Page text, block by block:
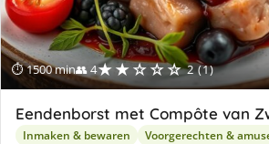
⏱ 1500 min👥 4★★☆☆☆ 2 (1)
Eendenborst met Compôte van
Inmaken & bewaren Voorgerechten &